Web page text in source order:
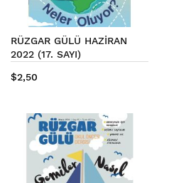
RÜZGAR GÜLÜ HAZİRAN
2022 (17. SAYI)
$2,50